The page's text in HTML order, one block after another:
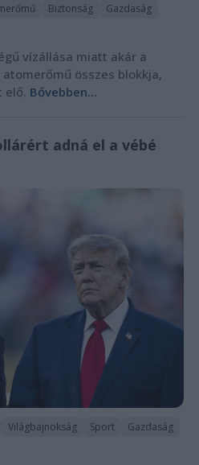
Biztonság
Gazdaság
vízállása miatt akár a
összes blokkja,
elő. Bővebben...
adná el a vébé
Világbajnokság Sport
Gazdaság